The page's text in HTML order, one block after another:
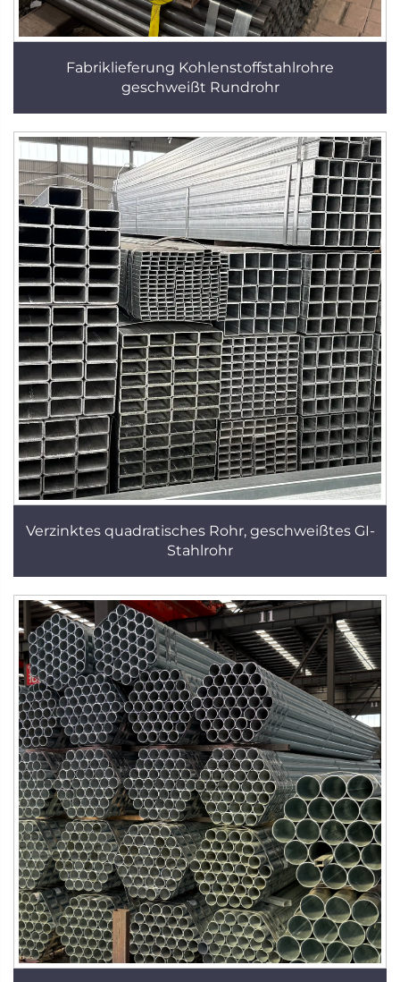
Fabriklieferung Kohlenstoffstahlrohre
geschweißt Rundrohr
Verzinktes quadratisches Rohr, geschweißtes GI-
Stahlrohr